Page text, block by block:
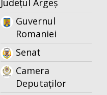
Județul Argeș
Guvernul
Romaniei
Senat
Camera
Deputaților